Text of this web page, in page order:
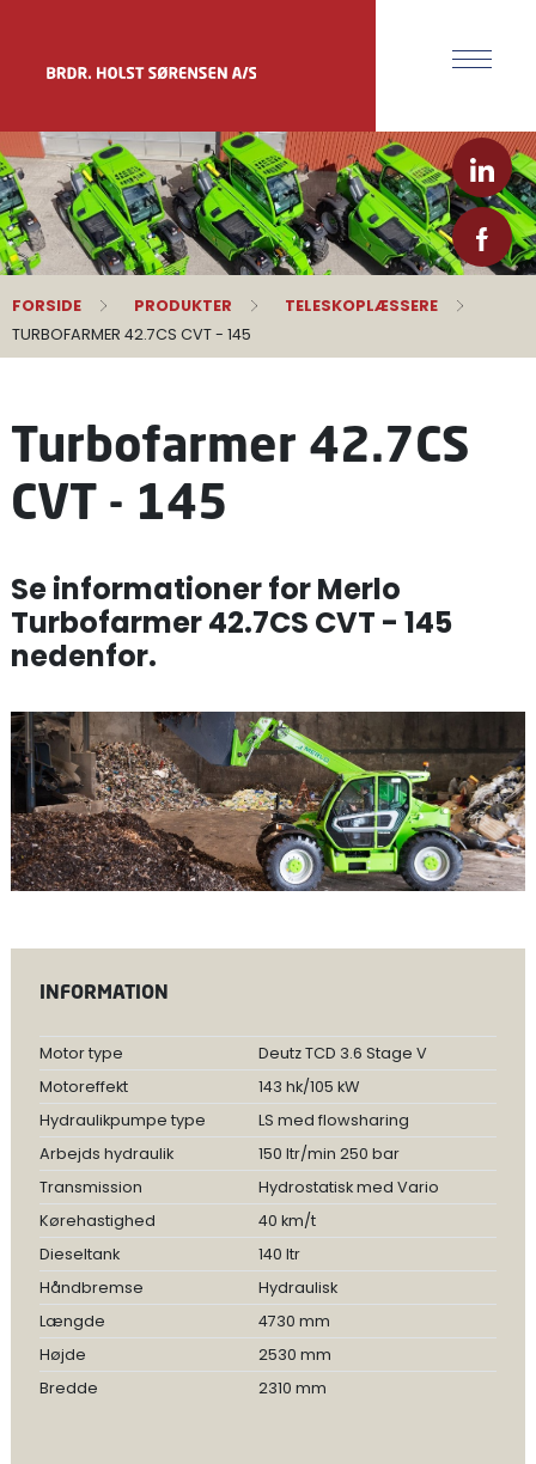
FORSIDE PRODUKTER
TELESKOPLÆSSERE
TURBOFARMER 42.7CS CVT - 145
Turbofarmer 42.7CS
CVT - 145
Se informationer for Merlo
Turbofarmer 42.7CS CVT - 145
nedenfor.
INFORMATION
Motor type
Deutz TCD 3.6 Stage V
Motoreffekt
143 hk/105 kW
Hydraulikpumpe type
LS med flowsharing
Arbejds hydraulik
150 ltr/min 250 bar
Transmission
Hydrostatisk med Vario
Kørehastighed
40 km/t
Dieseltank
140 ltr
Håndbremse
Hydraulisk
Længde
4730 mm
Højde
2530 mm
Bredde
2310 mm